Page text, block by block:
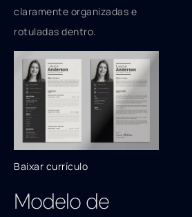
claramente organizadas e
rotuladas dentro.
Baixar currículo
Modelo de